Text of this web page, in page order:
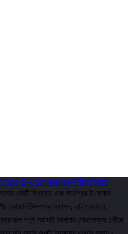
একটি বিশ্বস্ত এবং জনপ্রিয় ই-কমার্স
কোয়ালিটিসম্পন্ন ফ্যাশন, লাইফস্টাইল,
ন্যাচারাল পণ্য সরাসরি আপনার দোরগোড়ায় পৌঁছে